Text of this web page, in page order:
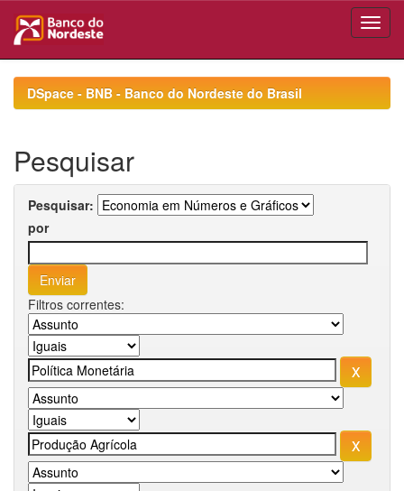
navigationDSpace - BNB - Banco do Nordeste do Brasil
Pesquisar
Pesquisar:
por
Filtros correntes: